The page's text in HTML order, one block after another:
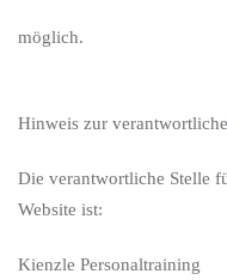
möglich.
Hinweis zur
Die verantwortliche Stelle
Website ist:
Kienzle Personaltraining